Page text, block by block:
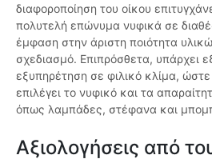
διαφοροποίηση του οίκου
πολυτελή επώνυμα νυφικά σε
έμφαση στην άριστη ποιότητα
σχεδιασμό. Επιπρόσθετα, υπάρχει
εξυπηρέτηση σε φιλικό κλίμα,
επιλέγει το νυφικό και τα
όπως λαμπάδες, στέφανα και
Αξιολογήσεις από